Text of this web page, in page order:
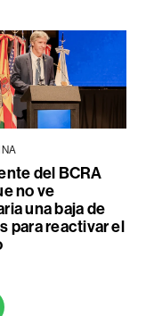
del BCRA
no ve
una baja de
para reactivar el